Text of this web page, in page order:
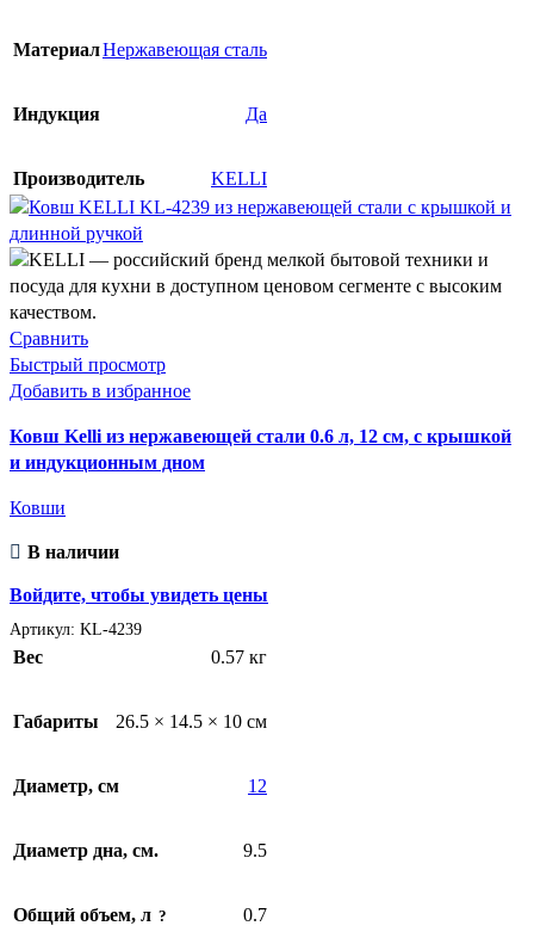
МатериалНержавеющая сталь
Индукция Да
Производитель KELLI
Сравнить
Быстрый просмотр
Добавить в избранное
Ковш Kelli из нержавеющей стали 0.6 л, 12 см, с крышкой
и индукционным дном
Ковши
В наличии
Войдите, чтобы увидеть цены
Артикул: KL-4239
Вес 0.57 кг
Габариты 26.5 × 14.5 × 10 см
Диаметр, см 12
Диаметр дна, см. 9.5
Общий объем, л 0.7